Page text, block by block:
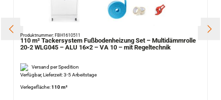
Produktnummer: FBH1610511
110 m² Tackersystem Fußbodenheizung Set – Multidämmrolle
20-2 WLG045 – ALU 16×2 – VA 10 – mit Regeltechnik
Versand per Spedition
Verfügbar, Lieferzeit: 3-5 Arbeitstage
Verlegefläche:110 m²